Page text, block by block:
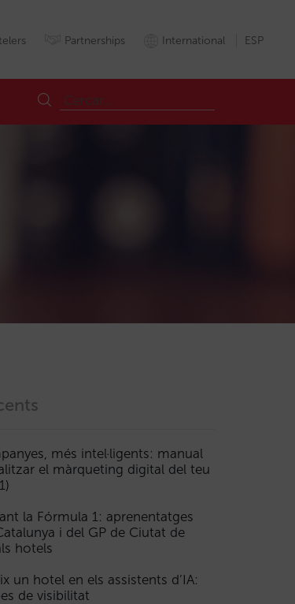
Partnerships International ESP
més intel·ligents: manual
el màrqueting digital del teu
la Fórmula 1: aprenentatges
i del GP de Ciutat de
hotels
un hotel en els assistents d’IA:
de visibilitat